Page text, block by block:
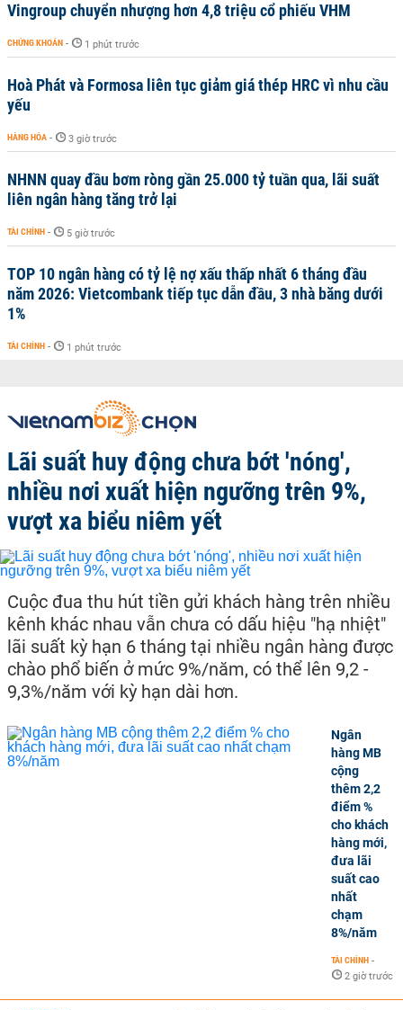
Vingroup chuyển nhượng hơn 4,8 triệu cổ phiếu VHM
CHỨNG KHOÁN - 1 phút trước
Hoà Phát và Formosa liên tục giảm giá thép HRC vì nhu cầu
yếu
HÀNG HÓA - 3 giờ trước
NHNN quay đầu bơm ròng gần 25.000 tỷ tuần qua, lãi suất
liên ngân hàng tăng trở lại
TÀI CHÍNH - 5 giờ trước
TOP 10 ngân hàng có tỷ lệ nợ xấu thấp nhất 6 tháng đầu
năm 2026: Vietcombank tiếp tục dẫn đầu, 3 nhà băng dưới
1%
TÀI CHÍNH - 1 phút trước
Lãi suất huy động chưa bớt 'nóng',
nhiều nơi xuất hiện ngưỡng trên 9%,
vượt xa biểu niêm yết
Cuộc đua thu hút tiền gửi khách hàng trên nhiều
kênh khác nhau vẫn chưa có dấu hiệu "hạ nhiệt"
lãi suất kỳ hạn 6 tháng tại nhiều ngân hàng được
chào phổ biến ở mức 9%/năm, có thể lên 9,2 -
9,3%/năm với kỳ hạn dài hơn.
Ngân
hàng MB
cộng
thêm 2,2
điểm %
cho khách
hàng mới,
đưa lãi
suất cao
nhất
chạm
8%/năm
TÀI CHÍNH -
2 giờ trước